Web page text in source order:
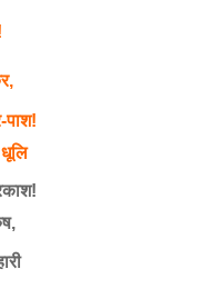
पाश!